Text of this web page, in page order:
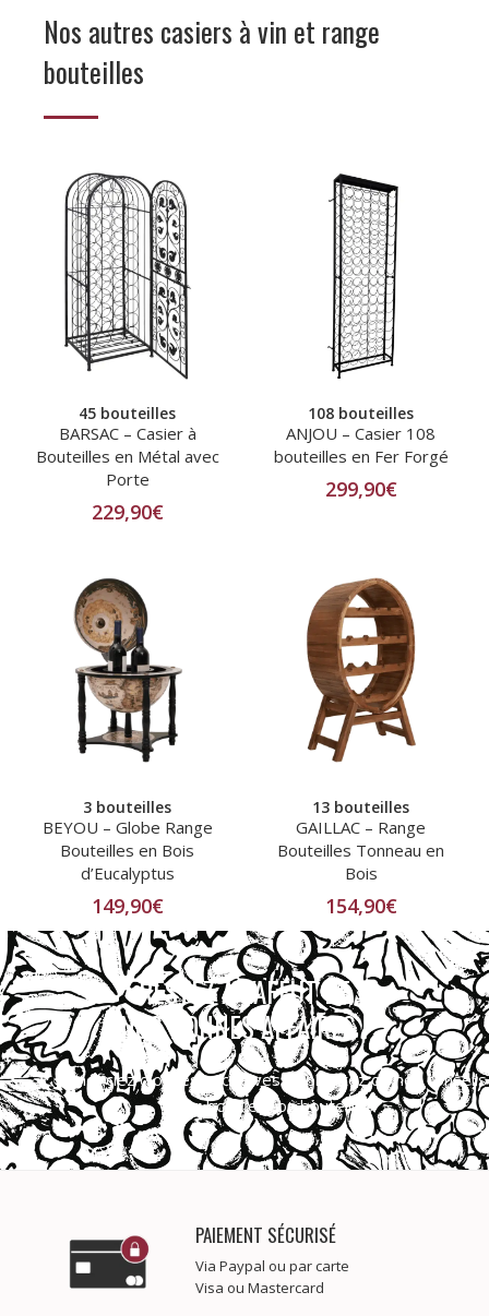
Nos autres casiers à vin et range
bouteilles
45 bouteilles
BARSAC – Casier à
Bouteilles en Métal avec
Porte
229,90€
108 bouteilles
ANJOU – Casier 108
bouteilles en Fer Forgé
299,90€
3 bouteilles
BEYOU – Globe Range
Bouteilles en Bois
d’Eucalyptus
149,90€
13 bouteilles
GAILLAC – Range
Bouteilles Tonneau en
Bois
154,90€
RESTEZ À L'AFFUT DE
NOS BONNES AFFAIRES !
Bénéficiez d’offres exclusives et profitez de nos conseils
pour bonifier vos bouteilles.
PAIEMENT SÉCURISÉ
Via Paypal ou par carte
Visa ou Mastercard